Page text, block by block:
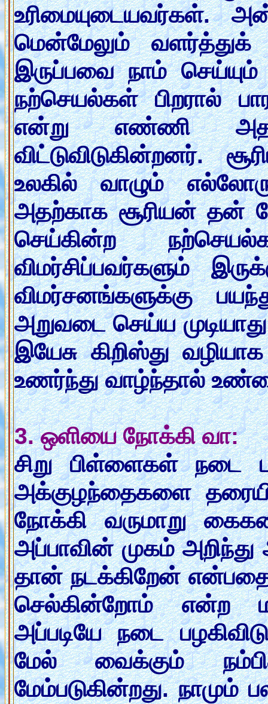
உரிமையுடையவர்கள்.
மென்மேலும்
இருப்பவை நாம்
நற்செயல்கள் பிறரால்
என்று எண்ணி
விட்டுவிடுகின்றனர்.
உலகில் வாழும்
அதற்காக சூரியன் தன்
செய்கின்ற
விமர்சிப்பவர்களும்
விமர்சனங்களுக்கு
அறுவடை செய்ய
இயேசு கிறிஸ்து
உணர்ந்து வாழ்ந்தால்
3. ஒளியை நோக்கி வா:
சிறு பிள்ளைகள் நடை
அக்குழந்தைகளை
நோக்கி வருமாறு
அப்பாவின் முகம்
தான் நடக்கிறேன்
செல்கின்றோம் என்ற
அப்படியே நடை
மேல் வைக்கும்
மேம்படுகின்றது.